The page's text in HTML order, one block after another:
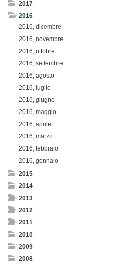
2017
2016
2016, dicembre
2016, novembre
2016, ottobre
2016, settembre
2016, agosto
2016, luglio
2016, giugno
2016, maggio
2016, aprile
2016, marzo
2016, febbraio
2016, gennaio
2015
2014
2013
2012
2011
2010
2009
2008